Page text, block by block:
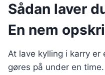
Sådan laver
En nem
At lave kylling i karry er
gøres på under en